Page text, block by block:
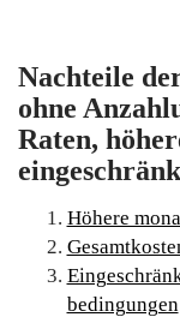
Nachteile
ohne
Raten,
Höhere
bedingungen